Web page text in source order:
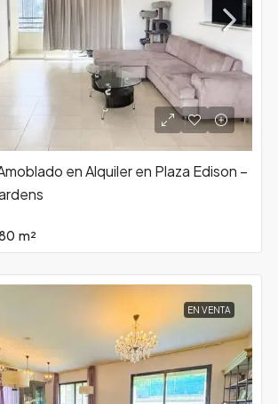
en Alquiler en Plaza Edison –
m²
EN VENTA